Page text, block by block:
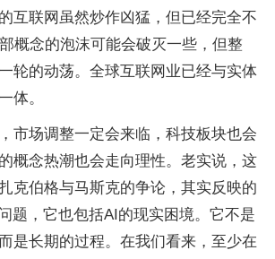
互联网虽然炒作凶猛，但已经完全不
概念的泡沫可能会破灭一些，但整
轮的动荡。全球互联网业已经与实体
体。
市场调整一定会来临，科技板块也会
概念热潮也会走向理性。老实说，这
克伯格与马斯克的争论，其实反映的
题，它也包括AI的现实困境。它不是
是长期的过程。在我们看来，至少在